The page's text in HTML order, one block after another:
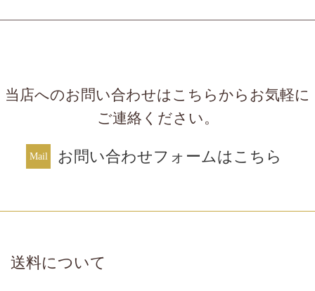
当店へのお問い合わせはこちらからお気軽に
ご連絡ください。
お問い合わせフォームはこちら
送料について